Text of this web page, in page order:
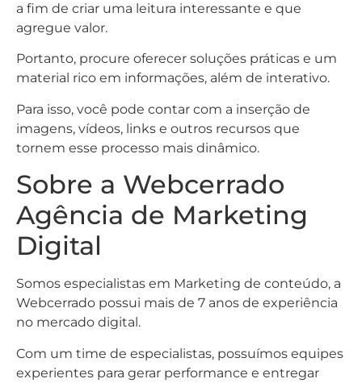
a fim de criar uma leitura interessante e que
agregue valor.
Portanto, procure oferecer soluções práticas e um
material rico em informações, além de interativo.
Para isso, você pode contar com a inserção de
imagens, vídeos, links e outros recursos que
tornem esse processo mais dinâmico.
Sobre a Webcerrado
Agência de Marketing
Digital
Somos especialistas em Marketing de conteúdo, a
Webcerrado possui mais de 7 anos de experiência
no mercado digital.
Com um time de especialistas, possuímos equipes
experientes para gerar performance e entregar